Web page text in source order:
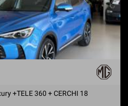
+TELE 360 + CERCHI 18